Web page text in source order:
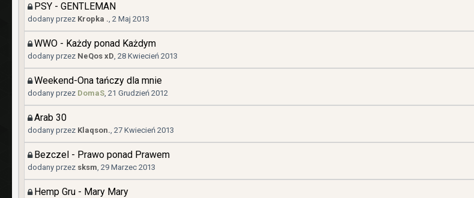
PSY - GENTLEMAN
dodany przez Kropka .,2 Maj 2013
WWO - Każdy ponad Każdym
dodany przez NeQos xD,28 Kwiecień 2013
Weekend-Ona tańczy dla mnie
dodany przez DomaS,21 Grudzień 2012
Arab 30
dodany przez Klaqson.,27 Kwiecień 2013
Bezczel - Prawo ponad Prawem
dodany przez sksm,29 Marzec 2013
Hemp Gru - Mary Mary